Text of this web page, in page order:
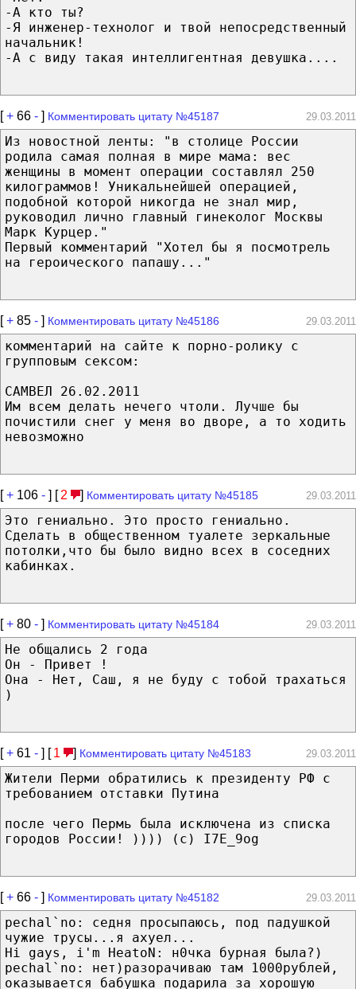
-А кто ты?
-Я инженер-технолог и твой непосредственный
начальник!
-А с виду такая интеллигентная девушка....
[+ 66 - ] Комментировать цитату №45187 29.03.2011
Из новостной ленты: "в столице России
родила самая полная в мире мама: вес
женщины в момент операции составлял 250
килограммов! Уникальнейшей операцией,
подобной которой никогда не знал мир,
руководил лично главный гинеколог Москвы
Марк Курцер."
Первый комментарий "Хотел бы я посмотрель
на героического папашу..."
[+ 85 - ] Комментировать цитату №45186 29.03.2011
комментарий на сайте к порно-ролику с
групповым сексом:
САМВЕЛ 26.02.2011
Им всем делать нечего чтоли. Лучше бы
почистили снег у меня во дворе, а то ходить
невозможно
[+ 106 - ] [ 2 ] Комментировать цитату №45185 29.03.2011
Это гениально. Это просто гениально.
Сделать в общественном туалете зеркальные
потолки,что бы было видно всех в соседних
кабинках.
[+ 80 - ] Комментировать цитату №45184 29.03.2011
Не общались 2 года
Он - Привет !
Она - Нет, Саш, я не буду с тобой трахаться
)
[+ 61 - ] [ 1 ] Комментировать цитату №45183 29.03.2011
Жители Перми обратились к президенту РФ с
требованием отставки Путина
после чего Пермь была исключена из списка
городов России! )))) (с) I7E_9og
[+ 66 - ] Комментировать цитату №45182 29.03.2011
pechal`no: седня просыпаюсь, под падушкой
чужие трусы...я ахуел...
Hi gays, i'm HeatoN: н0чка бурная была?)
pechal`no: нет)разорачиваю там 1000рублей,
оказывается бабушка подарила за хорошую